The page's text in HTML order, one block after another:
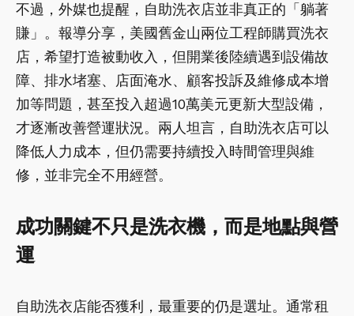
不過，外媒也提醒，自助洗衣店並非真正的「躺著
賺」。報導分享，美國舊金山兩位工程師購買洗衣
店，希望打造被動收入，但開業後陸續遇到設備故
障、排水堵塞、店面淹水、顧客投訴及維修成本增
加等問題，甚至投入超過10萬美元更新大型設備，
才逐漸改善營運狀況。兩人坦言，自助洗衣店可以
降低人力成本，但仍需要持續投入時間管理與維
修，並非完全不用經營。
成功關鍵不只是洗衣機，而是地點與營
運
自助洗衣店能否獲利，最重要的仍是選址。通常租